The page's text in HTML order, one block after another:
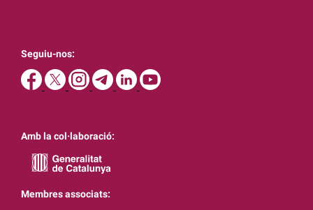
Seguiu-nos:
Amb la col·laboració:
Membres associats: